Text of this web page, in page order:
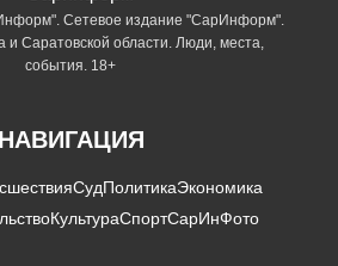
Сетевое издание "СарИнформ".
и Саратовской области. Люди, места,
события. 18+
НАВИГАЦИЯ
СудПолитикаЭкономика
КультураСпортСарИнФото